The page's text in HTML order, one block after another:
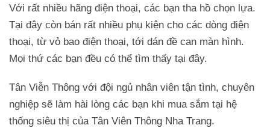
Với rất nhiều hãng điện thoại, các bạn tha hồ chọn lựa.
Tại đây còn bán rất nhiều phụ kiện cho các dòng điện
thoại, từ vỏ bao điện thoại, tới dán đề can màn hình.
Mọi thứ các bạn đều có thể tìm thấy tại đây.
Tân Viễn Thông với đội ngủ nhân viên tận tình, chuyên
nghiệp sẽ làm hài lòng các bạn khi mua sắm tại hệ
thống siêu thị của Tân Viên Thông Nha Trang.